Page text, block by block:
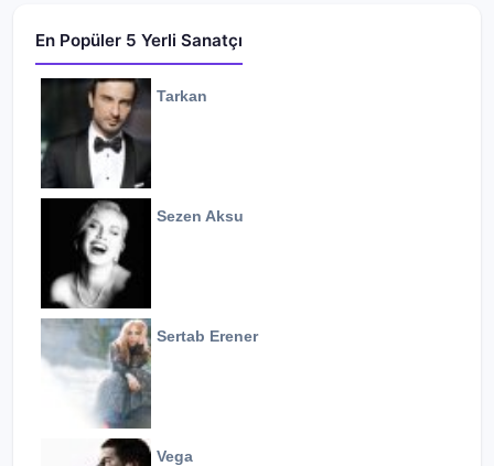
En Popüler 5 Yerli Sanatçı
Tarkan
Sezen Aksu
Sertab Erener
Vega